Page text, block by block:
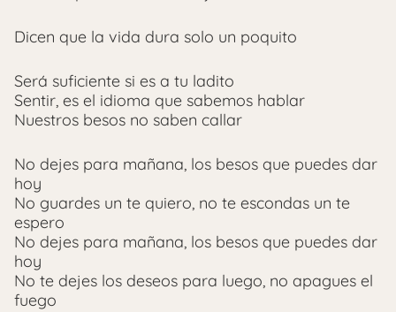
Dicen que la vida dura solo un poquito
Será suficiente si es a tu ladito
Sentir, es el idioma que sabemos hablar
Nuestros besos no saben callar
No dejes para mañana, los besos que puedes dar
hoy
No guardes un te quiero, no te escondas un te
espero
No dejes para mañana, los besos que puedes dar
hoy
No te dejes los deseos para luego, no apagues el
fuego